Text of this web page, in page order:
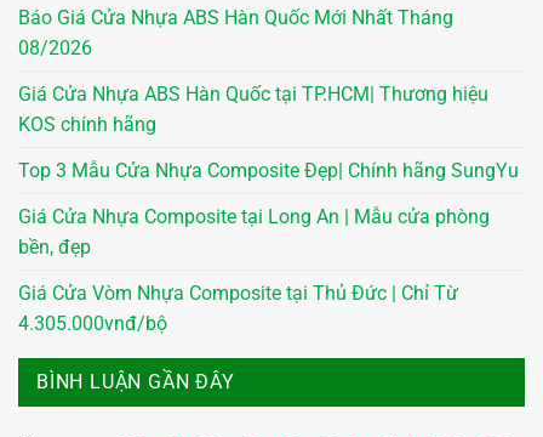
Báo Giá Cửa Nhựa ABS Hàn Quốc Mới Nhất Tháng
08/2026
Giá Cửa Nhựa ABS Hàn Quốc tại TP.HCM| Thương hiệu
KOS chính hãng
Top 3 Mẫu Cửa Nhựa Composite Đẹp| Chính hãng SungYu
Giá Cửa Nhựa Composite tại Long An | Mẫu cửa phòng
bền, đẹp
Giá Cửa Vòm Nhựa Composite tại Thủ Đức | Chỉ Từ
4.305.000vnđ/bộ
BÌNH LUẬN GẦN ĐÂY